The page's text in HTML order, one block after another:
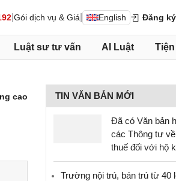
Gói dịch vụ & Giá English Đăng ký
Luật sư tư vấn AI Luật
cao TIN VĂN BẢN MỚI
Đã có Văn bản
các Thông tư
thuế đối với hộ
Trường nội trú, bán trú từ 40